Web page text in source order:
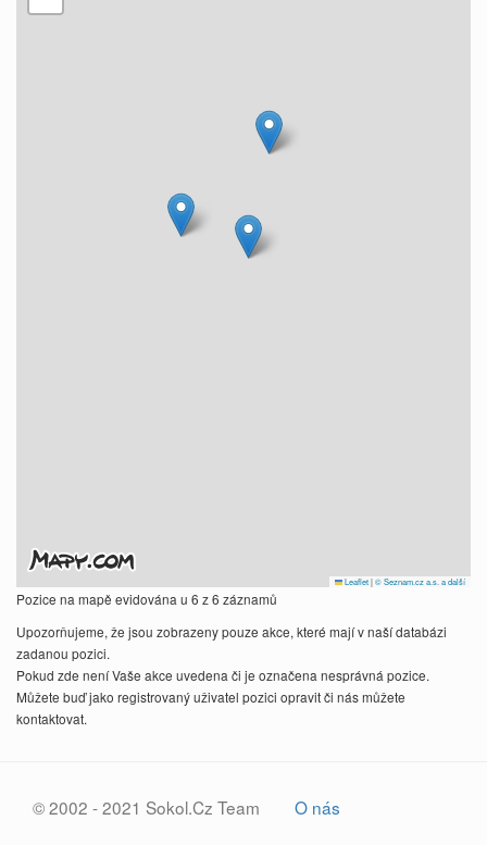
Leaflet|© Seznam.cz a.s. a další
Pozice na mapě evidována u 6 z 6 záznamů
Upozorňujeme, že jsou zobrazeny pouze akce, které mají v naší databázi
zadanou pozici.
Pokud zde není Vaše akce uvedena či je označena nesprávná pozice.
Můžete buď jako registrovaný uživatel pozici opravit či nás můžete
kontaktovat.
© 2002 - 2021 Sokol.Cz Team
O nás